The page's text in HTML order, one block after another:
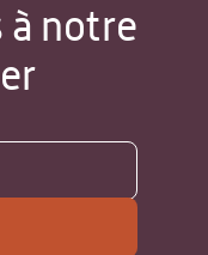
à notre